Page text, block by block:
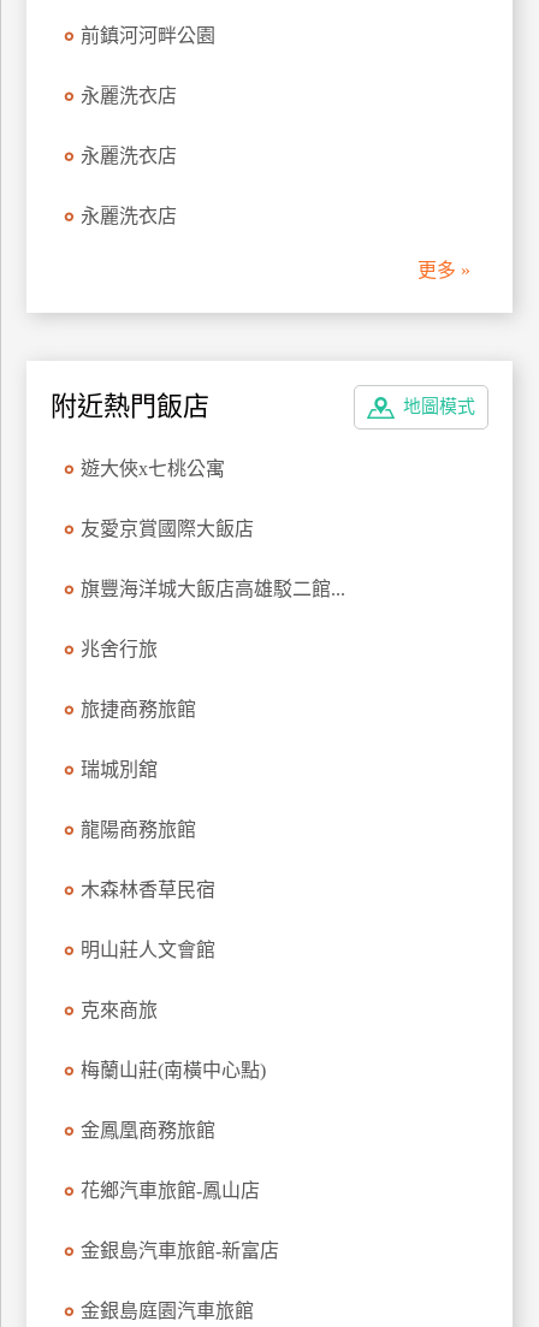
前鎮河河畔公園
永麗洗衣店
永麗洗衣店
永麗洗衣店
更多 »
地圖模式
附近熱門飯店
遊大俠x七桃公寓
友愛京賞國際大飯店
旗豐海洋城大飯店高雄駁二館...
兆舍行旅
旅捷商務旅館
瑞城別舘
龍陽商務旅館
木森林香草民宿
明山莊人文會館
克來商旅
梅蘭山莊(南橫中心點)
金鳳凰商務旅館
花鄉汽車旅館-鳳山店
金銀島汽車旅館-新富店
金銀島庭園汽車旅館